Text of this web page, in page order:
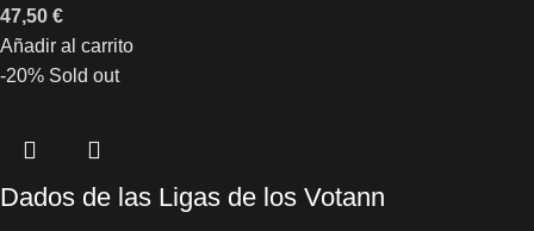
47,50 €
Añadir al carrito
-20% Sold out
Dados de las Ligas de los Votann